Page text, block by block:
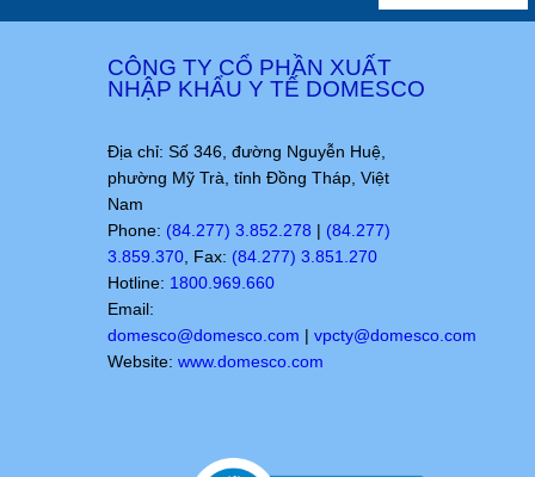
CÔNG TY CỔ PHẦN XUẤT
NHẬP KHẨU Y TẾ DOMESCO
Địa chỉ: Số 346, đường Nguyễn Huệ,
phường Mỹ Trà, tỉnh Đồng Tháp, Việt
Nam
Phone: (84.277) 3.852.278 | (84.277)
3.859.370, Fax: (84.277) 3.851.270
Hotline: 1800.969.660
Email:
domesco@domesco.com | vpcty@domesco.com
Website: www.domesco.com